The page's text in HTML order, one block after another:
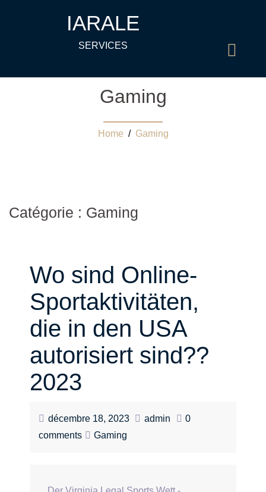
IARALE
SERVICES
Gaming
Home / Gaming
Catégorie : Gaming
Wo sind Online-
Sportaktivitäten,
die in den USA
autorisiert sind??
2023
décembre 18, 2023 admin
0
comments
Gaming